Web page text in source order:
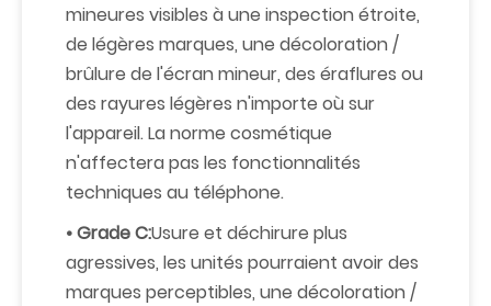
mineures visibles à une inspection étroite,
de légères marques, une décoloration /
brûlure de l'écran mineur, des éraflures ou
des rayures légères n'importe où sur
l'appareil. La norme cosmétique
n'affectera pas les fonctionnalités
techniques au téléphone.
• Grade C:Usure et déchirure plus
agressives, les unités pourraient avoir des
marques perceptibles, une décoloration /